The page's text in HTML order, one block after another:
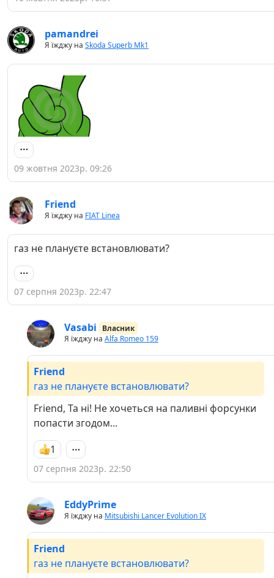
pamandrei
Я їжджу на Skoda Superb Mk1
09 жовтня 2023р. 09:26
Friend
Я їжджу на FIAT Linea
газ не плануєте встановлювати?
07 серпня 2023р. 22:47
Vasabi
Власник
Я їжджу на Alfa Romeo 159
Friend
газ не плануєте встановлювати?
Friend, Та ні! Не хочеться на паливні форсунки
попасти згодом...
1
07 серпня 2023р. 22:50
EddyPrime
Я їжджу на Mitsubishi Lancer Evolution IX
Friend
газ не плануєте встановлювати?